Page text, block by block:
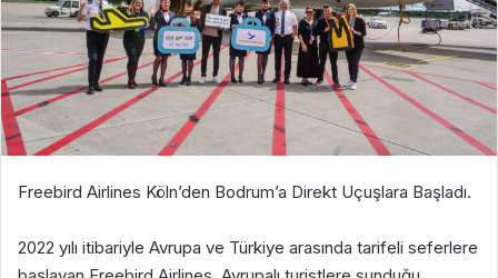
Freebird Airlines Köln’den Bodrum’a Direkt Uçuşlara Başladı.
2022 yılı itibariyle Avrupa ve Türkiye arasında tarifeli seferlere